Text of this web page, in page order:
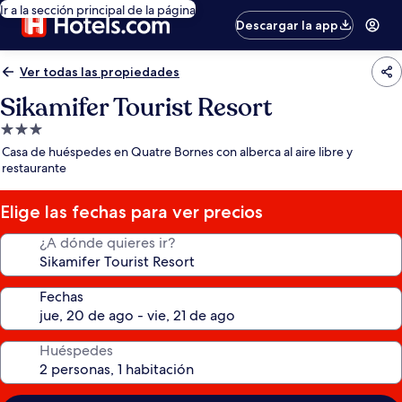
Ir a la sección principal de la página
Descargar la app
Ver todas las propiedades
Sikamifer Tourist Resort
Propiedad
de
3.0
estrellas
Casa de huéspedes en Quatre Bornes con alberca al aire libre y
restaurante
Elige las fechas para ver precios
¿A dónde quieres ir?
Fechas
Huéspedes